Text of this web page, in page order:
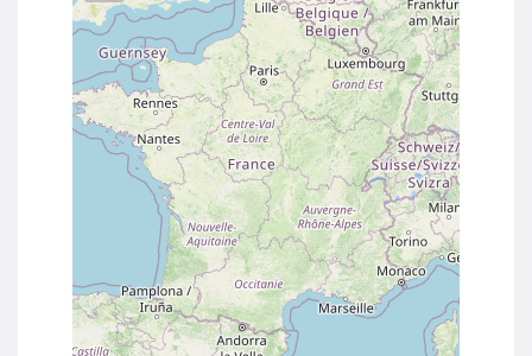
Agenda des conférences
Toutes les prochaines conférences
Flux ICS / ICAL